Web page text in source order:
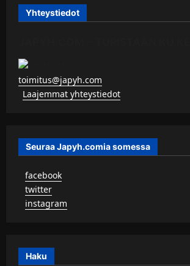
Yhteystiedot
toimitus@japyh.com
Laajemmat yhteystiedot
Seuraa Japyh.comia somessa
facebook
twitter
instagram
Haku